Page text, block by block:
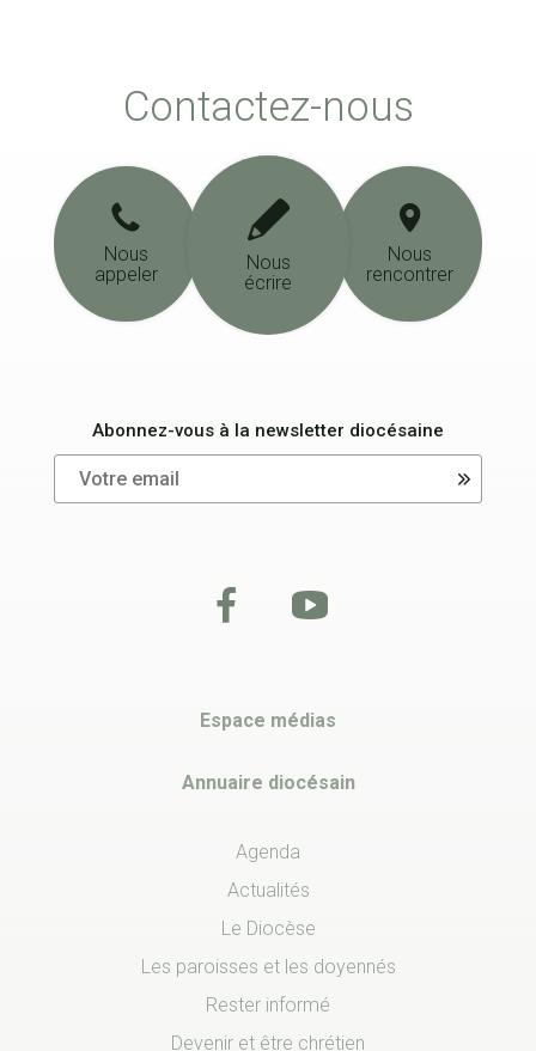
Contactez-nous
Nous
appeler
Nous
écrire
Nous
rencontrer
Abonnez-vous à la newsletter diocésaine
Espace médias
Annuaire diocésain
Agenda
Actualités
Le Diocèse
Les paroisses et les doyennés
Rester informé
Devenir et être chrétien